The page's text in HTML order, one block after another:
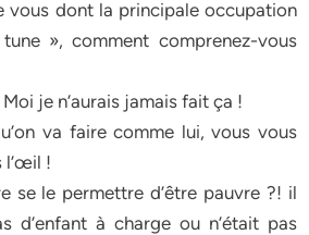
vous dont la principale occupation
», comment comprenez-vous
je n’aurais jamais fait ça !
va faire comme lui, vous vous
l’œil !
se le permettre d’être pauvre ?! il
d’enfant à charge ou n’était pas